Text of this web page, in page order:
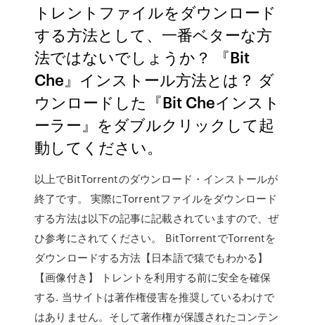
トレントファイルをダウンロード
する方法として、一番ベターな方
法ではないでしょうか？ 『Bit
Che』インストール方法とは？ ダ
ウンロードした『Bit Cheインスト
ーラー』をダブルクリックして起
動してください。
以上でBitTorrentのダウンロード・インストールが
終了です。 実際にTorrentファイルをダウンロード
する方法は以下の記事に記載されていますので、ぜ
ひ参考にされてください。 BitTorrentでTorrentを
ダウンロードする方法【日本語で猿でもわかる】
【画像付き】 トレントを利用する前に安全を確保
する. 当サイトは著作権侵害を推奨しているわけで
はありません。そして著作権が保護されたコンテン